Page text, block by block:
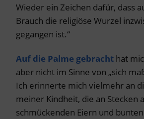
Wieder ein Zeichen dafür, dass
Brauch die religiöse Wurzel
gegangen ist.“
Auf die Palme gebracht hat
aber nicht im Sinne von „sich
Ich erinnerte mich vielmehr an
meiner Kindheit, die an Stecken
schmückenden Eiern und